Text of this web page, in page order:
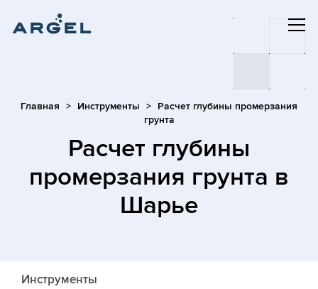
Главная Инструменты
Расчет глубины промерзания
грунта
Расчет глубины
промерзания грунта в
Шарье
Инструменты